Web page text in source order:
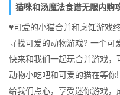
猫咪和汤魔法食谱无限内购
♥可爱的小猫合并和烹饪游戏
寻找可爱的动物游戏? 一个可
快来和我们一起玩合并游戏
动物小吃吧和可爱的猫在等你!
给我们点心，享受迷你游戏